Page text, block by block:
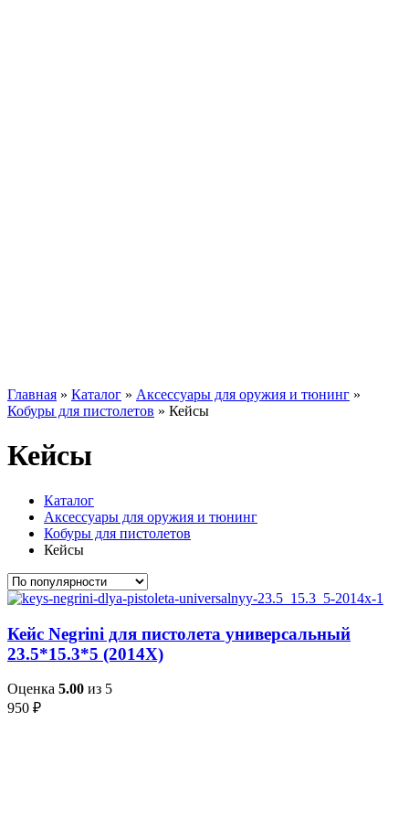
Главная » Каталог » Аксессуары для оружия и тюнинг »
Кобуры для пистолетов » Кейсы
Кейсы
Каталог
Аксессуары для оружия и тюнинг
Кобуры для пистолетов
Кейсы
Кейс Negrini для пистолета универсальный
23.5*15.3*5 (2014X)
Оценка 5.00 из 5
950 ₽